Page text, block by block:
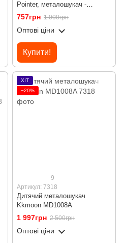
Pointer, металошукач -
цілевказувач, Синій
757грн 1 000грн
Оптові ціни
Купити!
ХІТ
−20%
9
Артикул: 7318
Дитячий металошукач
Kkmoon MD1008A
1 997грн 2 500грн
Оптові ціни